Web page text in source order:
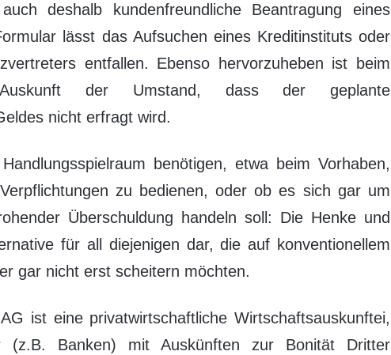
deshalb kundenfreundliche Beantragung eines
lässt das Aufsuchen eines Kreditinstituts oder
entfallen. Ebenso hervorzuheben ist beim
der Umstand, dass der geplante
nicht erfragt wird.
benötigen, etwa beim Vorhaben,
zu bedienen, oder ob es sich gar um
Überschuldung handeln soll: Die Henke und
für all diejenigen dar, die auf konventionellem
gar nicht erst scheitern möchten.
ist eine privatwirtschaftliche Wirtschaftsauskunftei,
(z.B. Banken) mit Auskünften zur Bonität Dritter